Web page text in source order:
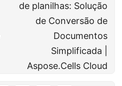
de planilhas: Solução
de Conversão de
Documentos
Simplificada |
Aspose.Cells Cloud